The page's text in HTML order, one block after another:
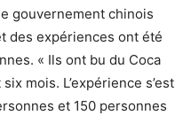
gouvernement chinois
des expériences ont été
« Ils ont bu du Coca
mois. L’expérience s’est
et 150 personnes